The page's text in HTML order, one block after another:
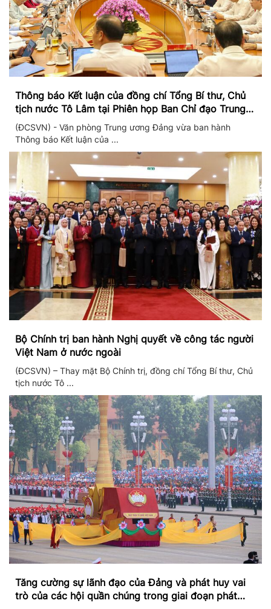
Thông báo Kết luận của đồng chí Tổng Bí thư, Chủ
tịch nước Tô Lâm tại Phiên họp Ban Chỉ đạo Trung
ương thực hiện Nghị quyết 57
(ĐCSVN) - Văn phòng Trung ương Đảng vừa ban hành
Thông báo Kết luận của ...
Bộ Chính trị ban hành Nghị quyết về công tác người
Việt Nam ở nước ngoài
(ĐCSVN) – Thay mặt Bộ Chính trị, đồng chí Tổng Bí thư, Chủ
tịch nước Tô ...
Tăng cường sự lãnh đạo của Đảng và phát huy vai
trò của các hội quần chúng trong giai đoạn phát